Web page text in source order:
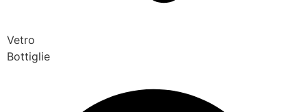
Vetro
Bottiglie